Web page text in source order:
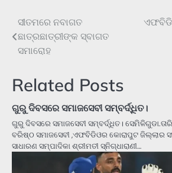
Post
navigation
ସୀତମରେ ନବାଗତ
ଛାତ୍ରଛାତ୍ରୀଙ୍କ ସ୍ବାଗତ
ସମାରୋହ
Related Posts
ଗୁରୁ ଦିବସରେ ସମାଜସେବୀ ସମ୍ବର୍ଦ୍ଧିତ।
ଗୁରୁ ଦିବସରେ ସମାଜସେବୀ ସମ୍ବର୍ଦ୍ଧିତ।
ବରିଷ୍ଠ ସମାଜସେବୀ ,ଏଫବିଡିଓର କୋରାପୁଟ ଜିଲ୍ଲାର
ସାଧାରଣ ସମ୍ପାଦିକା ଶ୍ରୀମତୀ ସ୍ନିଗ୍ଧାରାଣୀ…